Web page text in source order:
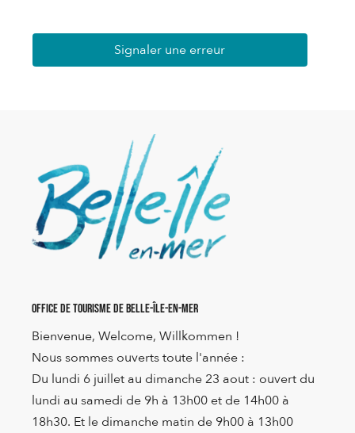
Signaler une erreur
Office de Tourisme de Belle-Île-en-Mer
Bienvenue, Welcome, Willkommen !
Nous sommes ouverts toute l'année :
Du lundi 6 juillet au dimanche 23 aout : ouvert du
lundi au samedi de 9h à 13h00 et de 14h00 à
18h30. Et le dimanche matin de 9h00 à 13h00